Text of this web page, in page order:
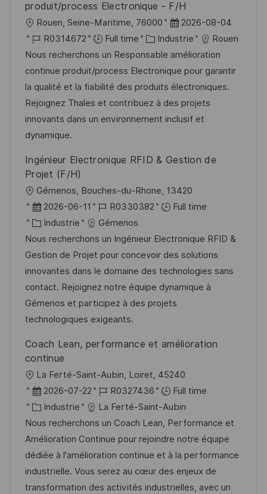
produit/process Electronique - F/H
o
c
a
l
i
s
a
i
Rouen, Seine-Maritime, 76000
D
a
t
e
d
’
a
i
2026-08-04
R
é
f
é
r
e
n
e
p
R0314672 Full time
C
a
t
é
g
o
e
Industrie
Rouen
Nous recherchons un Responsable amélioration
continue produit/process Electronique pour garantir
la qualité et la fiabilité des produits électroniques.
Rejoignez Thales et contribuez à des projets
innovants dans un environnement inclusif et
dynamique.
Ingénieur Electronique RFID & Gestion de
Projet (F/H)
o
c
a
l
i
s
a
t
o
Gémenos, Bouches-du-Rhone, 13420
D
a
t
e
d
’
a
f
i
a
2026-06-11
R
é
f
é
r
e
n
c
d
o
R0330382
Full time
C
a
t
é
g
o
r
e
Industrie
Gémenos
Nous recherchons un Ingénieur Electronique RFID &
Gestion de Projet pour concevoir des solutions
innovantes dans le domaine des technologies sans
contact. Rejoignez notre équipe dynamique à
Gémenos et participez à des projets
technologiques exigeants.
Coach Lean, performance et amélioration
continue
o
c
a
l
i
s
a
La Ferté-Saint-Aubin, Loiret, 45240
D
a
t
e
d
’
a
2026-07-22
R
é
f
é
r
e
n
R0327436
Full time
C
a
t
é
g
o
Industrie
La Ferté-Saint-Aubin
Nous recherchons un Coach Lean, Performance et
Amélioration Continue pour rejoindre notre équipe
dédiée à l'amélioration continue et à la performance
industrielle. Vous serez au cœur des enjeux de
transformation des activités industrielles, avec un